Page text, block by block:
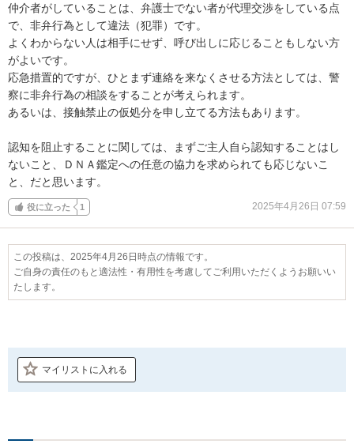
仲介者がしていることは、弁護士でない者が代理交渉をしている点
で、非弁行為として違法（犯罪）です。
よくわからない人は相手にせず、呼び出しに応じることもしない方
がよいです。
応急措置的ですが、ひとまず連絡を来なくさせる方法としては、警
察に非弁行為の相談をすることが考えられます。
あるいは、接触禁止の仮処分を申し立てる方法もあります。
認知を阻止することに関しては、まずご主人自ら認知することはし
ないこと、ＤＮＡ鑑定への任意の協力を求められても応じないこ
と、だと思います。
役に立った 1 2025年4月26日 07:59
この投稿は、2025年4月26日時点の情報です。
ご自身の責任のもと適法性・有用性を考慮してご利用いただくようお願いい
たします。
マイリストに入れる